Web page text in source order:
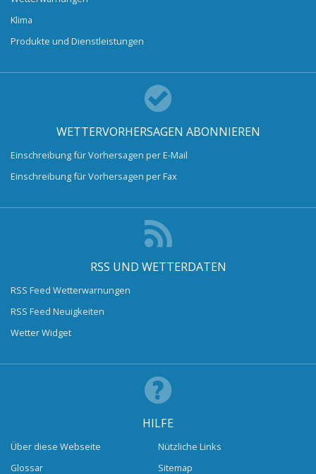
Klima
Produkte und Dienstleistungen
WETTERVORHERSAGEN ABONNIEREN
Einschreibung für Vorhersagen per E-Mail
Einschreibung für Vorhersagen per Fax
RSS UND WETTERDATEN
RSS Feed Wetterwarnungen
RSS Feed Neuigkeiten
Wetter Widget
HILFE
Über diese Webseite
Glossar
Nützliche Links
Sitemap